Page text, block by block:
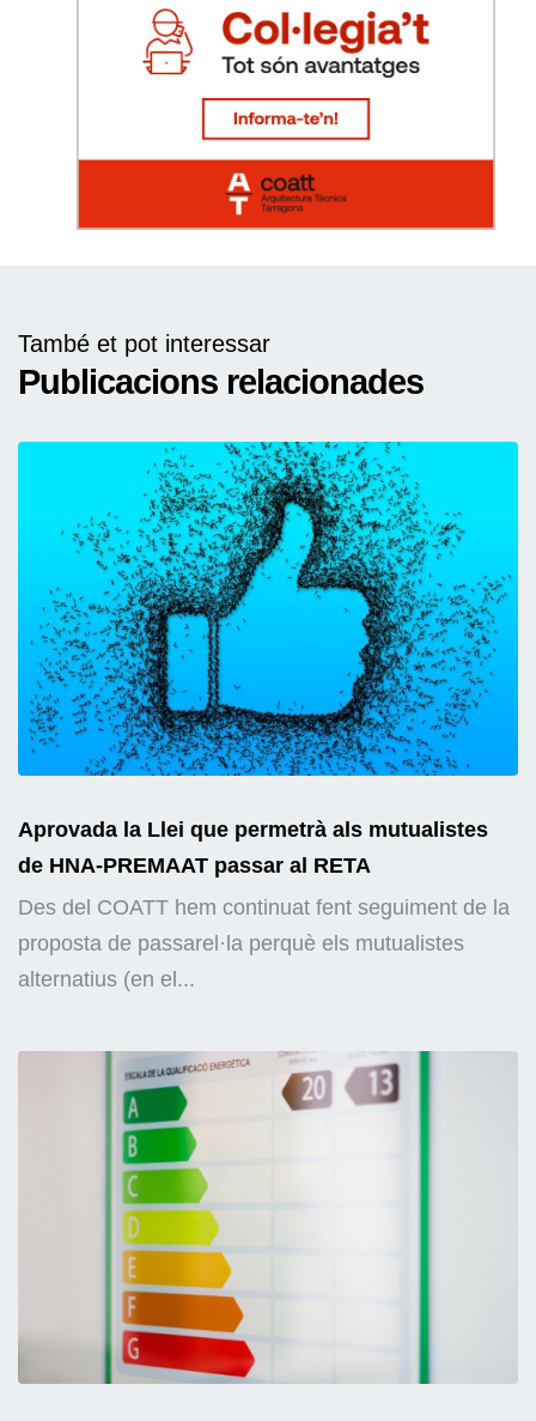
També et pot interessar
Publicacions relacionades
Aprovada la Llei que permetrà als mutualistes
de HNA-PREMAAT passar al RETA
Des del COATT hem continuat fent seguiment de la
proposta de passarel·la perquè els mutualistes
alternatius (en el...